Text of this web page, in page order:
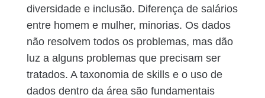
diversidade e inclusão. Diferença de salários
entre homem e mulher, minorias. Os dados
não resolvem todos os problemas, mas dão
luz a alguns problemas que precisam ser
tratados. A taxonomia de skills e o uso de
dados dentro da área são fundamentais